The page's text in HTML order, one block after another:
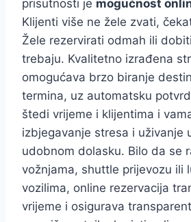
prisutnosti je mogućnost
Klijenti više ne žele zvati,
Žele rezervirati odmah ili
trebaju. Kvalitetno izrađena
omogućava brzo biranje
termina, uz automatsku
štedi vrijeme i klijentima i
izbjegavanje stresa i uživanje
udobnom dolasku. Bilo da se
vožnjama, shuttle prijevozu ili
vozilima, online rezervacija
vrijeme i osigurava